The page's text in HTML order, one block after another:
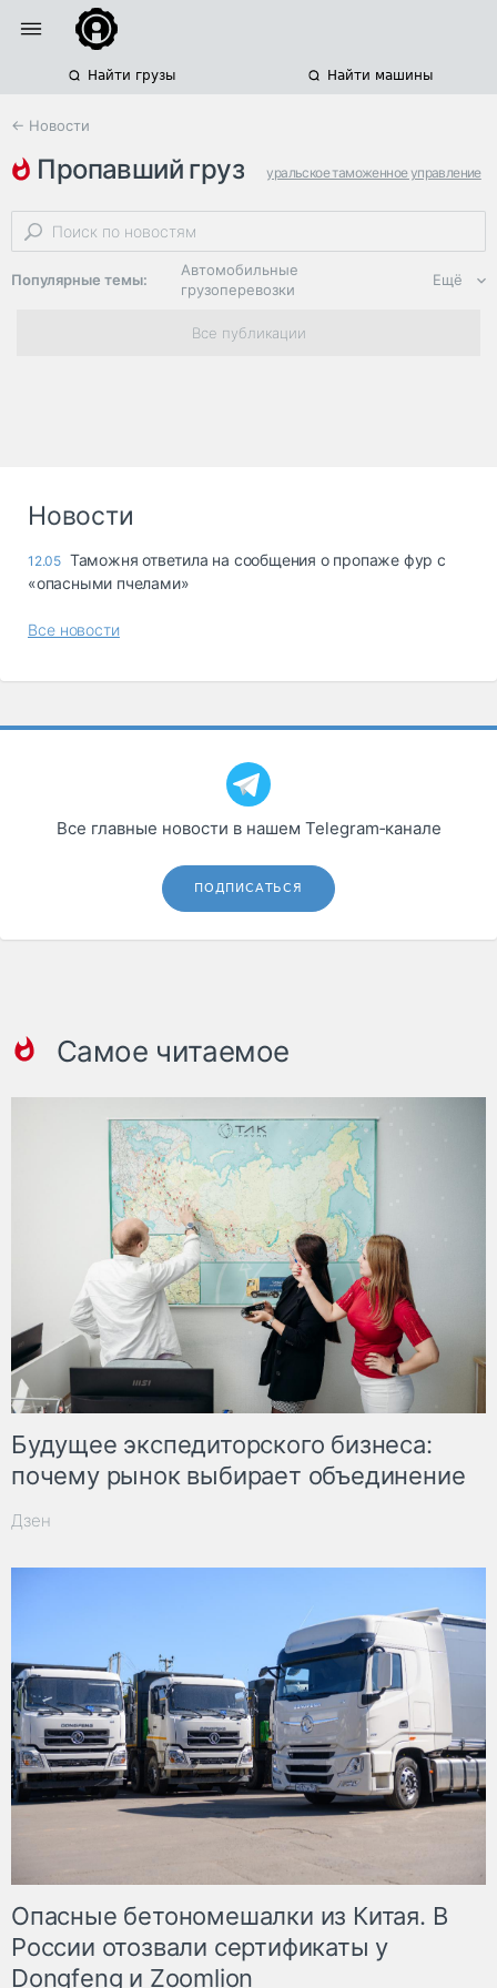
Найти грузы Найти машины
← Новости
пропавший груз уральское таможенное управление
узбекистан челябинская область
Популярные темы:
Автомобильные
грузоперевозки
Региональная
логистика
опасные грузы
грузовые
Коммерческий
транспорт
Спецтехника
Автосервис,
запчасти, шины
Дзен
Ещё
Все публикации
Новости
12.05 Таможня ответила на сообщения о пропаже фур с
«опасными пчелами»
Все новости
Все главные новости в нашем Telegram‑канале
ПОДПИСАТЬСЯ
Самое читаемое
Будущее экспедиторского бизнеса:
почему рынок выбирает объединение
Дзен
Опасные бетономешалки из Китая. В
России отозвали сертификаты у
Dongfeng и Zoomlion